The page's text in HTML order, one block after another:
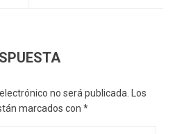
no será publicada. Los
marcados con *